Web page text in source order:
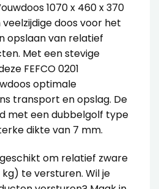
1070 x 460 x 370
doos voor het
opslaan van relatief
Met een stevige
FEFCO 0201
optimale
transport en opslag. De
met een dubbelgolf type
dikte van 7 mm.
om relatief zware
te versturen. Wil je